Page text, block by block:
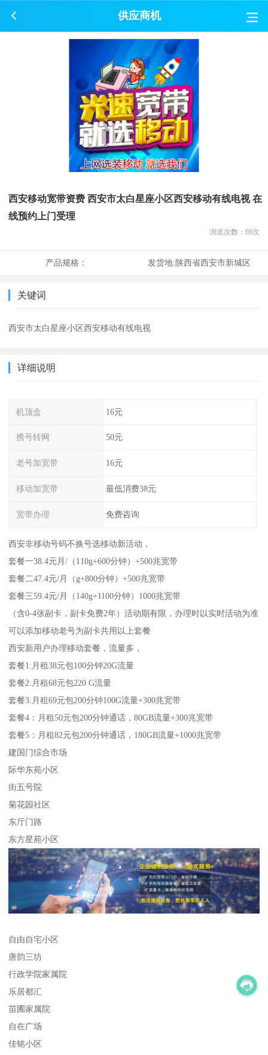
供应商机
西安移动宽带资费 西安市太白星座小区西安移动有线电视 在
线预约上门受理
浏览次数： 69次
产品规格： 发货地:陕西省西安市新城区
关键词
西安市太白星座小区西安移动有线电视
详细说明
机顶盒 16元
携号转网 50元
老号加宽带 16元
移动加宽带 最低消费38元
宽带办理 免费咨询
西安非移动号码不换号选移动新活动，
套餐一38.4元月/（110g+600分钟）+500兆宽带
套餐二47.4元/月（g+800分钟）+500兆宽带
套餐三59.4元/月（140g+1100分钟）1000兆宽带
（含0-4张副卡，副卡免费2年）活动期有限，办理时以实时活动为准
可以添加移动老号为副卡共用以上套餐
西安新用户办理移动套餐，流量多，
套餐1:月租38元包100分钟20G流量
套餐2:月租68元包220 G流量
套餐3:月租69元包200分钟100G流量+300兆宽带
套餐4：月租50元包200分钟通话，80GB流量+300兆宽带
套餐5：月租82元包200分钟通话，180GB流量+1000兆宽带
建国门综合市场
际华东苑小区
街五号院
菊花园社区
东厅门路
东方星苑小区
自由自宅小区
唐韵三坊
行政学院家属院
乐居都汇
苗圃家属院
自在广场
佳铭小区